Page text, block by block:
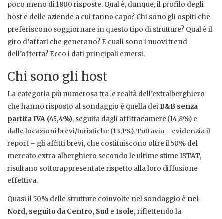
poco meno di 1800 risposte. Qual è, dunque, il profilo degli
host e delle aziende a cui fanno capo? Chi sono gli ospiti che
preferiscono soggiornare in questo tipo di strutture? Qual è il
giro d’affari che generano? E quali sono i nuovi trend
dell’offerta? Ecco i dati principali emersi.
Chi sono gli host
La categoria più numerosa tra le realtà dell’extralberghiero
che hanno risposto al sondaggio è quella dei B&B senza
partita IVA (45,4%), seguita dagli affittacamere (14,8%) e
dalle locazioni brevi/turistiche (13,1%). Tuttavia – evidenzia il
report – gli affitti brevi, che costituiscono oltre il 50% del
mercato extra-alberghiero secondo le ultime stime ISTAT,
risultano sottorappresentate rispetto alla loro diffusione
effettiva.
Quasi il 50% delle strutture coinvolte nel sondaggio è nel
Nord, seguito da Centro, Sud e Isole, riflettendo la